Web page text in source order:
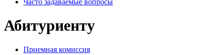
Часто задаваемые вопросы
Абитуриенту
Приемная комиссия